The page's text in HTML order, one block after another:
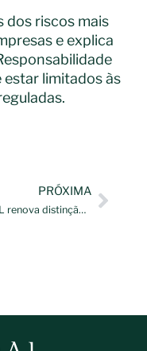
dos riscos mais
e explica
estar limitados às
PRÓXIMA
MEDAL renova distinção entre as 10 Melhores PME do Setor em Portugal